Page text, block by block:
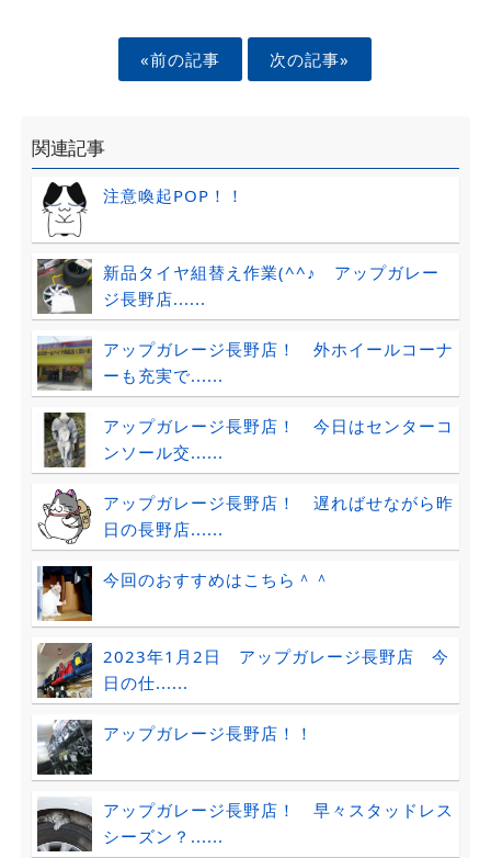
«前の記事 次の記事»
関連記事
注意喚起POP！！
新品タイヤ組替え作業(^^♪ アップガレー
ジ長野店......
アップガレージ長野店！ 外ホイールコーナ
ーも充実で......
アップガレージ長野店！ 今日はセンターコ
ンソール交......
アップガレージ長野店！ 遅ればせながら昨
日の長野店......
今回のおすすめはこちら＾＾
2023年1月2日 アップガレージ長野店 今
日の仕......
アップガレージ長野店！！
アップガレージ長野店！ 早々スタッドレス
シーズン？......